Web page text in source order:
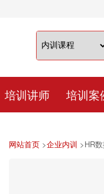
培训讲师 培训案
网站首页>企业内训 >HR